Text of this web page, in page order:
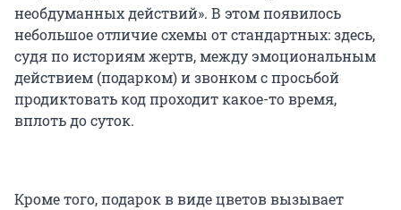
необдуманных действий». В этом появилось
небольшое отличие схемы от стандартных: здесь,
судя по историям жертв, между эмоциональным
действием (подарком) и звонком с просьбой
продиктовать код проходит какое-то время,
вплоть до суток.
Кроме того, подарок в виде цветов вызывает